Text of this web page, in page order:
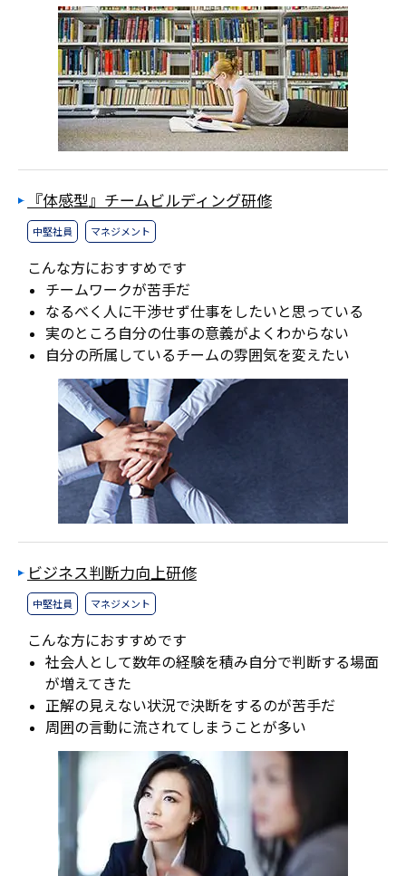
『体感型』チームビルディング研修
中堅社員 マネジメント
こんな方におすすめです
チームワークが苦手だ
なるべく人に干渉せず仕事をしたいと思っている
実のところ自分の仕事の意義がよくわからない
自分の所属しているチームの雰囲気を変えたい
ビジネス判断力向上研修
中堅社員 マネジメント
こんな方におすすめです
社会人として数年の経験を積み自分で判断する場面
が増えてきた
正解の見えない状況で決断をするのが苦手だ
周囲の言動に流されてしまうことが多い